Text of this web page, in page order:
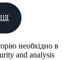
ШІ
необхідно в
and analysis